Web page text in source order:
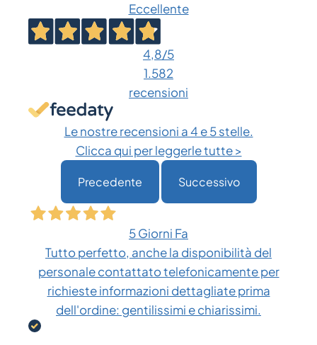
Eccellente
4,8/5
1.582
recensioni
Le nostre recensioni a 4 e 5 stelle.
Clicca qui per leggerle tutte >
Precedente Successivo
5 Giorni Fa
Tutto perfetto, anche la disponibilità del
personale contattato telefonicamente per
richieste informazioni dettagliate prima
dell'ordine: gentilissimi e chiarissimi.